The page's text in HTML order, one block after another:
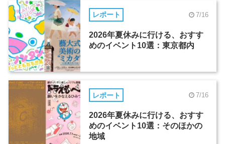
レポート 7/16
2026年夏休みに行ける、おすす
めのイベント10選：東京都内
レポート 7/16
2026年夏休みに行ける、おすす
めのイベント10選：そのほかの
地域